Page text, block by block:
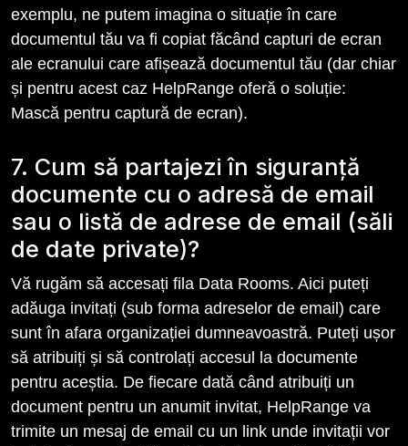
exemplu, ne putem imagina o situație în care
documentul tău va fi copiat făcând capturi de ecran
ale ecranului care afișează documentul tău (dar chiar
și pentru acest caz HelpRange oferă o soluție:
Mască pentru captură de ecran).
7. Cum să partajezi în siguranță
documente cu o adresă de email
sau o listă de adrese de email (săli
de date private)?
Vă rugăm să accesați fila Data Rooms. Aici puteți
adăuga invitați (sub forma adreselor de email) care
sunt în afara organizației dumneavoastră. Puteți ușor
să atribuiți și să controlați accesul la documente
pentru aceștia. De fiecare dată când atribuiți un
document pentru un anumit invitat, HelpRange va
trimite un mesaj de email cu un link unde invitații vor